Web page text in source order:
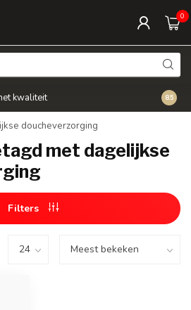
0
kwaliteit Snel
8.5
doucheverzorging
met dagelijkse
Filters